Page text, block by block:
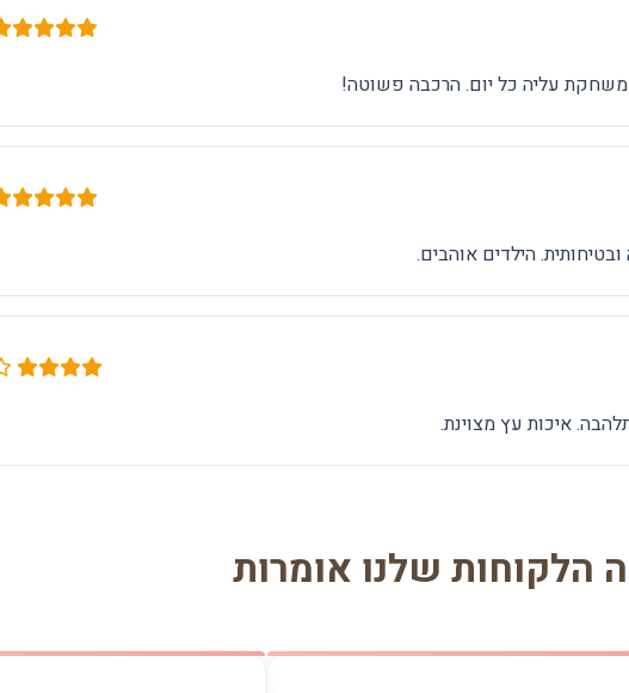
משחקת עליה כל יום. הרכבה פשוטה!
הילדים אוהבים.
איכות עץ מצוינת.
הלקוחות שלנו אומרות